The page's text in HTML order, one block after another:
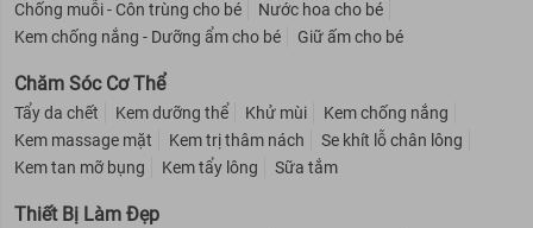
Chống muỗi - Côn trùng cho bé
Nước hoa cho bé
Kem chống nắng - Dưỡng ẩm cho bé
Giữ ấm cho bé
Chăm Sóc Cơ Thể
Tẩy da chết Kem dưỡng thể Khử mùi
Kem chống nắng
Kem massage mặt
Kem trị thâm nách
Se khít lỗ chân lông
Kem tan mỡ bụng
Kem tẩy lông Sữa tắm
Thiết Bị Làm Đẹp